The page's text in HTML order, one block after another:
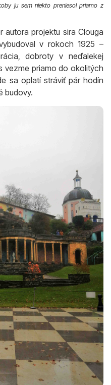
ju sem niekto preniesol priamo z
projektu sira Clouga
v rokoch 1925 –
dobroty v neďalekej
vezme priamo do okolitých
sa oplatí stráviť pár hodín
budovy.